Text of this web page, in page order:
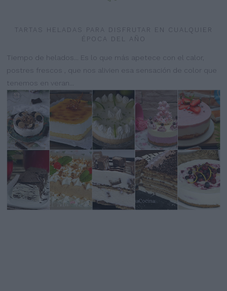
TARTAS HELADAS PARA DISFRUTAR EN CUALQUIER
ÉPOCA DEL AÑO
Tiempo de helados... Es lo que más apetece con el calor,
postres frescos , que nos alivien esa sensación de color que
tenemos en veran...